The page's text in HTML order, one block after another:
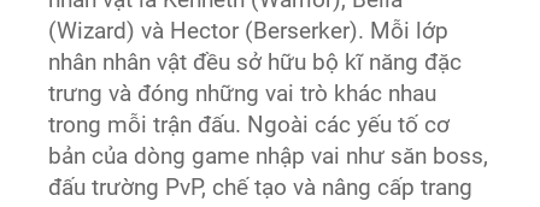
(Wizard) và Hector (Berserker). Mỗi lớp
nhân nhân vật đều sở hữu bộ kĩ năng đặc
trưng và đóng những vai trò khác nhau
trong mỗi trận đấu. Ngoài các yếu tố cơ
bản của dòng game nhập vai như săn boss,
đấu trường PvP, chế tạo và nâng cấp trang